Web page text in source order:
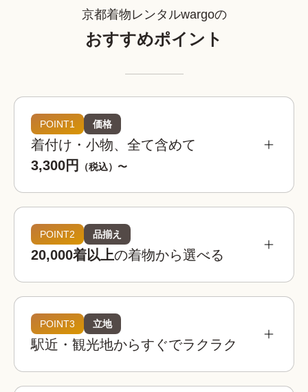
京都着物レンタルwargoの
おすすめポイント
POINT1 価格
着付け・小物、全て含めて
3,300円
（税込）〜
お手頃な価格でお楽しみいただけます。
POINT2 品揃え
20,000着以上の着物から選べる
POINT3 立地
駅近・観光地からすぐでラクラク